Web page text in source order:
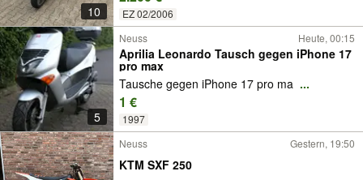
10 EZ 02/2006
5
Neuss Heute, 00:15
Aprilia Leonardo Tausch gegen iPhone 17
pro max
Tausche gegen iPhone 17 pro ma ...
1 €
1997
Neuss Gestern, 19:50
KTM SXF 250